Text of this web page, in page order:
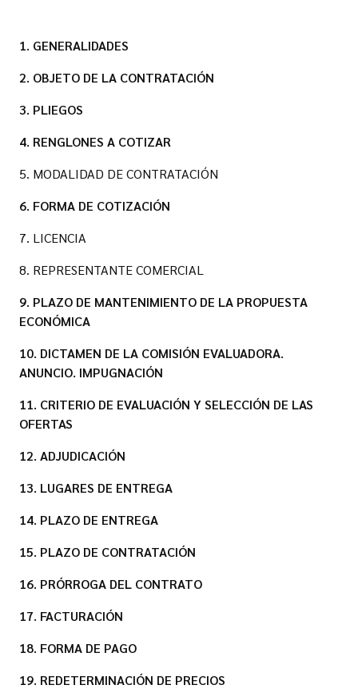
1. GENERALIDADES
2. OBJETO DE LA CONTRATACIÓN
3. PLIEGOS
4. RENGLONES A COTIZAR
5. MODALIDAD DE CONTRATACIÓN
6. FORMA DE COTIZACIÓN
7. LICENCIA
8. REPRESENTANTE COMERCIAL
9. PLAZO DE MANTENIMIENTO DE LA PROPUESTA
ECONÓMICA
10. DICTAMEN DE LA COMISIÓN EVALUADORA.
ANUNCIO. IMPUGNACIÓN
11. CRITERIO DE EVALUACIÓN Y SELECCIÓN DE LAS
OFERTAS
12. ADJUDICACIÓN
13. LUGARES DE ENTREGA
14. PLAZO DE ENTREGA
15. PLAZO DE CONTRATACIÓN
16. PRÓRROGA DEL CONTRATO
17. FACTURACIÓN
18. FORMA DE PAGO
19. REDETERMINACIÓN DE PRECIOS